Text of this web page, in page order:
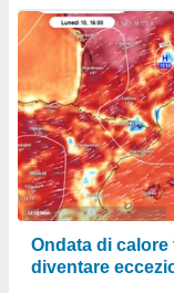
Ondata di
diventare